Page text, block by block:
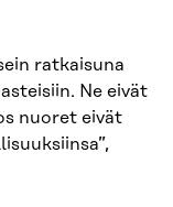
ratkaisuna
Ne eivät
nuoret eivät